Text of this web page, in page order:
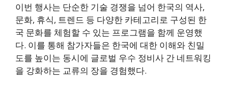
이번 행사는 단순한 기술 경쟁을 넘어 한국의 역사,
문화, 휴식, 트렌드 등 다양한 카테고리로 구성된 한
국 문화를 체험할 수 있는 프로그램을 함께 운영했
다. 이를 통해 참가자들은 한국에 대한 이해와 친밀
도를 높이는 동시에 글로벌 우수 정비사 간 네트워킹
을 강화하는 교류의 장을 경험했다.